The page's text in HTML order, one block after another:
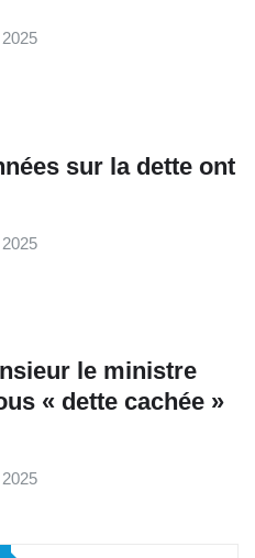
sur la dette ont
le ministre
« dette cachée »